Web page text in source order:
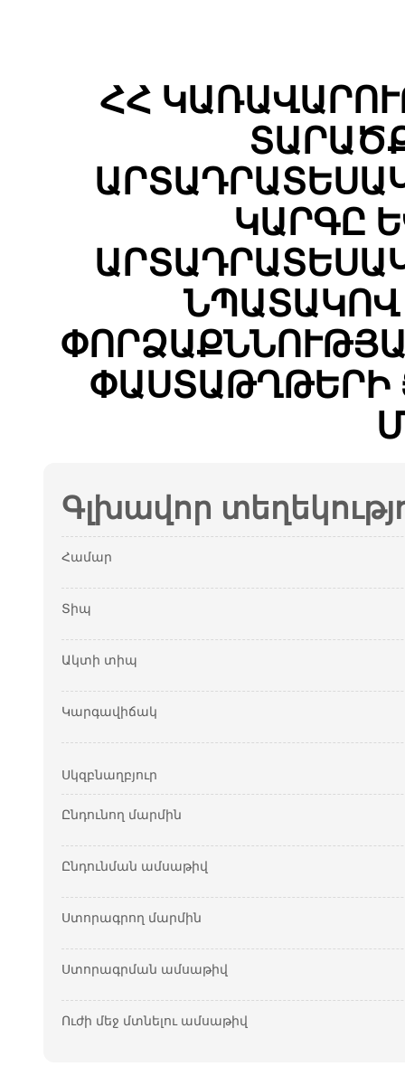
ՀՀ
ԿԱՐԳԸ
ՓԱՍՏԱԹՂԹԵՐԻ
Գլխավոր
Համար
Տիպ
Ակտի տիպ
Կարգավիճակ
Սկզբնաղբյուր
Ընդունող մարմին
Ընդունման ամսաթիվ
Ստորագրող մարմին
Ստորագրման ամսաթիվ
Ուժի մեջ մտնելու ամսաթիվ